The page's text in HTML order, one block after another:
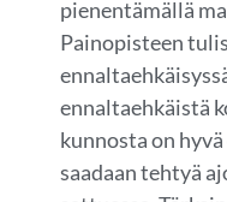
pienentämällä
Painopisteen
ennaltaehkäistä
kunnosta on
saadaan tehtyä